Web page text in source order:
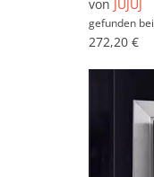
von JUJUJ
gefunden bei
272,20 €